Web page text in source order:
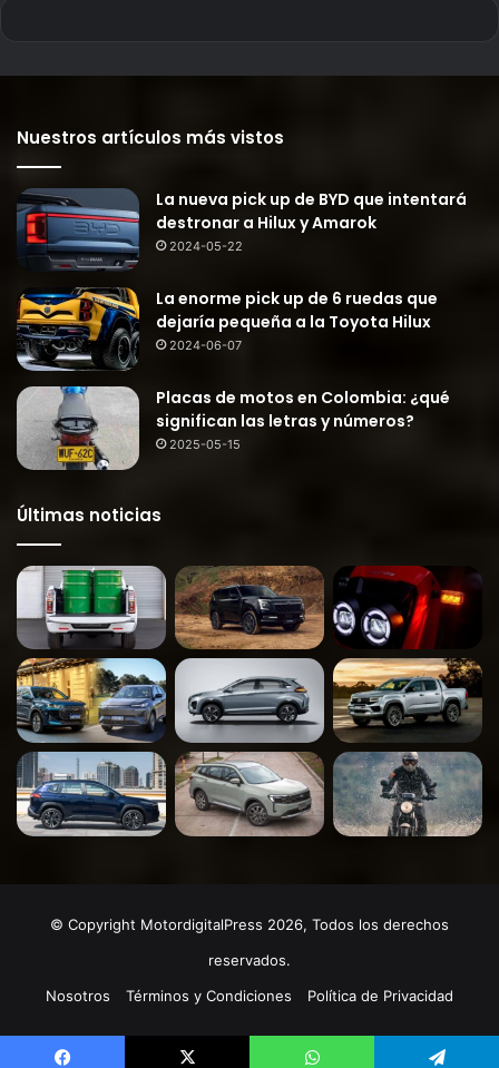
Nuestros artículos más vistos
La nueva pick up de BYD que intentará
destronar a Hilux y Amarok
2024-05-22
La enorme pick up de 6 ruedas que
dejaría pequeña a la Toyota Hilux
2024-06-07
Placas de motos en Colombia: ¿qué
significan las letras y números?
2025-05-15
Últimas noticias
© Copyright MotordigitalPress 2026, Todos los derechos
reservados.
Nosotros
Términos y Condiciones Política de Privacidad